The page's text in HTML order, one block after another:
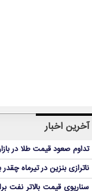
آخرین اخبار
تداوم صعود قیمت طلا در
ناترازی بنزین در تیرماه چقدر
سناریوی قیمت بالاتر نفت